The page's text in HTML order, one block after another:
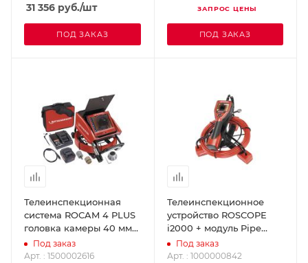
31 356 руб./шт
ПОД ЗАКАЗ
ЗАПРОС ЦЕНЫ
ПОД ЗАКАЗ
Телеинспекционная
система ROCAM 4 PLUS
головка камеры 40 мм
(длина кабеля 65 м)
ROTHENBERGER
Под заказ
Арт. : 1500002616
Телеинспекционное
устройство ROSCOPE
i2000 + модуль Pipe
25/16 + модуль TEC
ROTHENBERGER
Под заказ
Арт. : 1000000842